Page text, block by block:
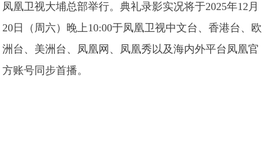
凤凰卫视大埔总部举行。典礼录影实况将于2025年12月
20日（周六）晚上10:00于凤凰卫视中文台、香港台、欧
洲台、美洲台、凤凰网、凤凰秀以及海内外平台凤凰官
方账号同步首播。